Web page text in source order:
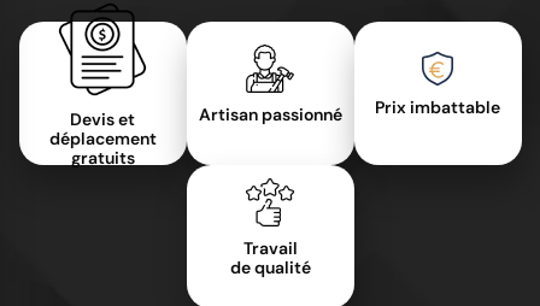
Devis et
déplacement
gratuits
Artisan passionné Prix imbattable
Travail
de qualité